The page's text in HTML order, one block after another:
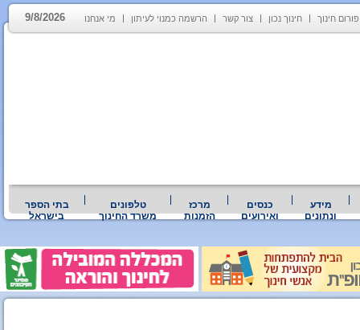
פורום חינוך חינוך נכון צור קשר הרשמה כמנוי לעיתון מי אנחנו 9/8/2026
מידע
ונתונים
כנסים
ואירועים
מרכז
הזמנות
טלפונים
משרד החינוך
בתי הספר
בישראל